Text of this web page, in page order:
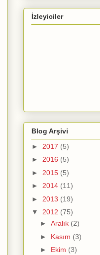
İzleyiciler
Blog Arşivi
► 2017 (5)
► 2016 (5)
► 2015 (5)
► 2014 (11)
► 2013 (19)
▼ 2012 (75)
► Aralık (2)
► Kasım (3)
► Ekim (3)